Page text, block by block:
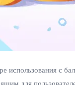
использования с